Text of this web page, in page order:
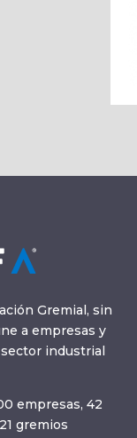
Gremial, sin
a empresas y
industrial
empresas, 42
gremios